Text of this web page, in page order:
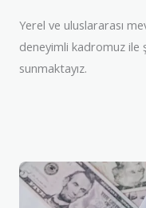
Yerel ve uluslararası
deneyimli kadromuz
sunmaktayız.